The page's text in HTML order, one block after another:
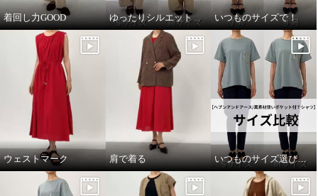
着回し力GOOD ゆったりシルエット いつものサイズで！
ウェストマーク 肩で着る いつものサイズ選びで！